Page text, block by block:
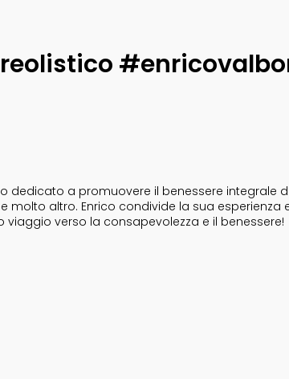
dedicato a promuovere il benessere
altro. Enrico condivide la sua
verso la consapevolezza e il benessere!